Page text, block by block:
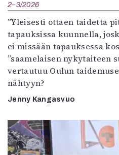
2–3/2026
”Yleisesti ottaen taidetta
tapauksissa kuunnella,
ei missään tapauksessa
”saamelaisen nykytaiteen
vertautuu Oulun
nähtyyn?
Jenny Kangasvuo